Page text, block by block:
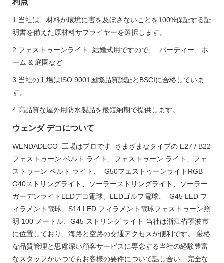
1.当社は、材料が環境に害を及ぼさないことを100%保証する証
明書を備えた原材料サプライヤーを選択します。
2.フェストゥーンライト 結婚式用ですので、 パーティー、ホ
ーム & 庭園など
3.当社の工場はISO 9001国際品質認証とBSCIに合格していま
す。
4.高品質な屋外用防水製品を最短納期で提供します。
ウェンダ デコについて
WENDADECO 工場はプロです さまざまなタイプの E27 / B22
フェストゥーン ベルト ライト、フェストゥーン ライト、フェ
ストゥーン ベルト ライト、 G50フェストゥーンライトRGB
G40ストリングライト、ソーラーストリングライト、ソーラー
ガーデンライトLEDデコ電球、LEDゴルフ電球、 G45 LED フ
ィラメント電球、S14 LED フィラメント電球フェストゥーン照
明 100 メートル、G45 ストリング ライト 当社は浙江省寧波市
に位置しており、海路と空路の交通アクセスが便利です。 厳格
な品質管理と思慮深い顧客サービスに専念する当社の経験豊富
なスタッフがいつでもお客様の要件について話し合い、完全な